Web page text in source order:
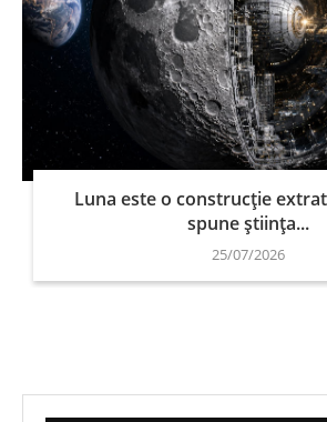
Luna este o construcție
spune știința...
25/07/2026